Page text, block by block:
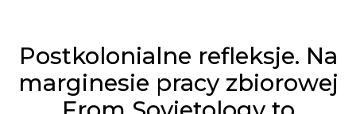
Postkolonialne refleksje. Na
marginesie pracy zbiorowej